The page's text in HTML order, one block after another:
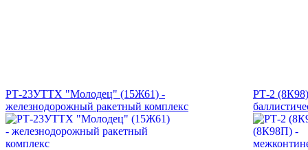
РТ-23УТТХ "Молодец" (15Ж61) -
железнодорожный ракетный комплекс
РТ-2